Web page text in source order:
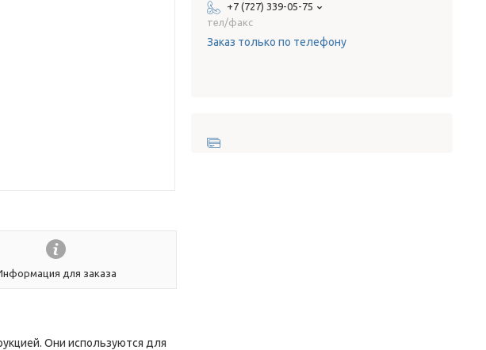
для заказа
Они используются для
+7 (727) 339-05-75
тел/факс
Заказ только по телефону